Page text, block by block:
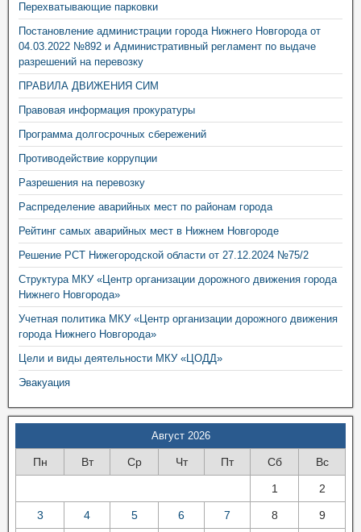
Перехватывающие парковки
Постановление администрации города Нижнего Новгорода от
04.03.2022 №892 и Административный регламент по выдаче
разрешений на перевозку
ПРАВИЛА ДВИЖЕНИЯ СИМ
Правовая информация прокуратуры
Программа долгосрочных сбережений
Противодействие коррупции
Разрешения на перевозку
Распределение аварийных мест по районам города
Рейтинг самых аварийных мест в Нижнем Новгороде
Решение РСТ Нижегородской области от 27.12.2024 №75/2
Структура МКУ «Центр организации дорожного движения города
Нижнего Новгорода»
Учетная политика МКУ «Центр организации дорожного движения
города Нижнего Новгорода»
Цели и виды деятельности МКУ «ЦОДД»
Эвакуация
Август 2026
Пн Вт Ср Чт Пт Сб Вс
1 2
3 4 5 6 7 8 9